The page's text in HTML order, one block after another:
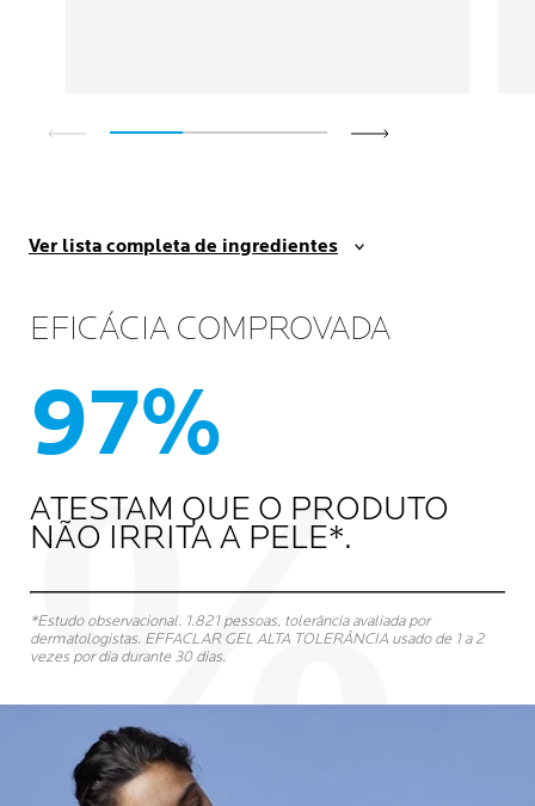
Ver lista completa de ingredientes
EFICÁCIA COMPROVADA
97%
ATESTAM QUE O PRODUTO
NÃO IRRITA A PELE*.
*Estudo observacional. 1.821 pessoas, tolerância avaliada por
dermatologistas. EFFACLAR GEL ALTA TOLERÂNCIA usado de 1 a 2
vezes por dia durante 30 dias.